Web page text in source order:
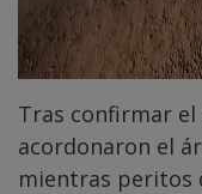
Tras confirmar el
acordonaron el
mientras peritos